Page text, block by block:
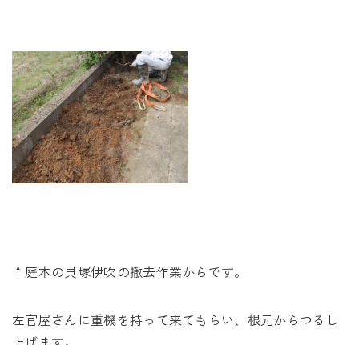
↑庭木の貝塚伊吹の撤去作業からです。
左官屋さんに重機を持って来てもらい、根元からつるし